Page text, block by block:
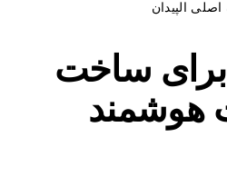
الپیدان
ساخت
هوشمند